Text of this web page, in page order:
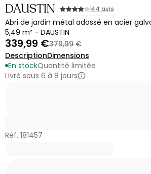
DAUSTIN 44 avis
Abri de jardin métal adossé en acier
5,49 m² - DAUSTIN
339,99 €379,99 €
DescriptionDimensions
En stockQuantité limitée
Livré sous 6 à 8 jours
Réf. 181457